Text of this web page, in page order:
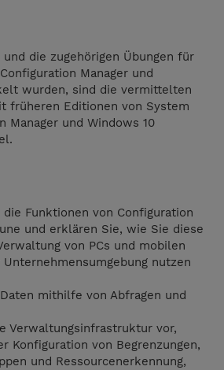
die zugehörigen Übungen für
Manager und
wurden, sind die vermittelten
früheren Editionen von System
Manager und Windows 10
die Funktionen von Configuration
und erklären Sie, wie Sie diese
von PCs und mobilen
nutzen
mithilfe von Abfragen und
Verwaltungsinfrastruktur vor,
Konfiguration von Begrenzungen,
und Ressourcenerkennung,